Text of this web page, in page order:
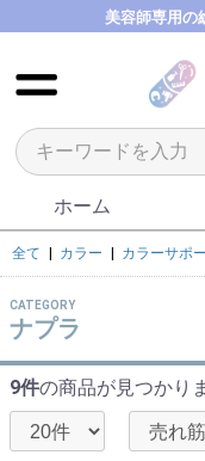
美容師専用の
ホーム
全て カラー カラーサポ
CATEGORY
ナプラ
9件の商品が見つかり